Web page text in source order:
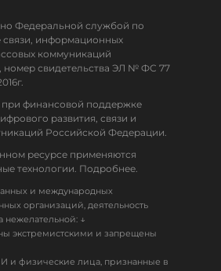
Федеральной службой по
связи, информационных
коммуникаций
номер свидетельства ЭЛ № ФС 77
финансовой поддержке
развития, связи и
Российской Федерации.
ресурсе применяются
технологии. Подробнее.
и международных
организаций, деятельность
нежелательной: ↓
экстремистскими и запрещены
и физические лица, признанные в